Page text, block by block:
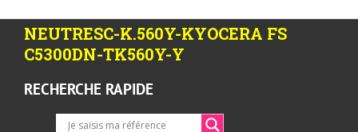
NEUTRESC-K.560Y-KYOCERA FS
C5300DN-TK560Y-Y
RECHERCHE RAPIDE